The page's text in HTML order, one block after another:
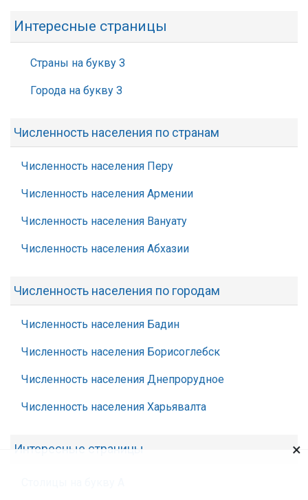
Интересные страницы
Страны на букву З
Города на букву З
Численность населения по странам
Численность населения Перу
Численность населения Армении
Численность населения Вануату
Численность населения Абхазии
Численность населения по городам
Численность населения Бадин
Численность населения Борисоглебск
Численность населения Днепрорудное
Численность населения Харьявалта
Интересные страницы ×